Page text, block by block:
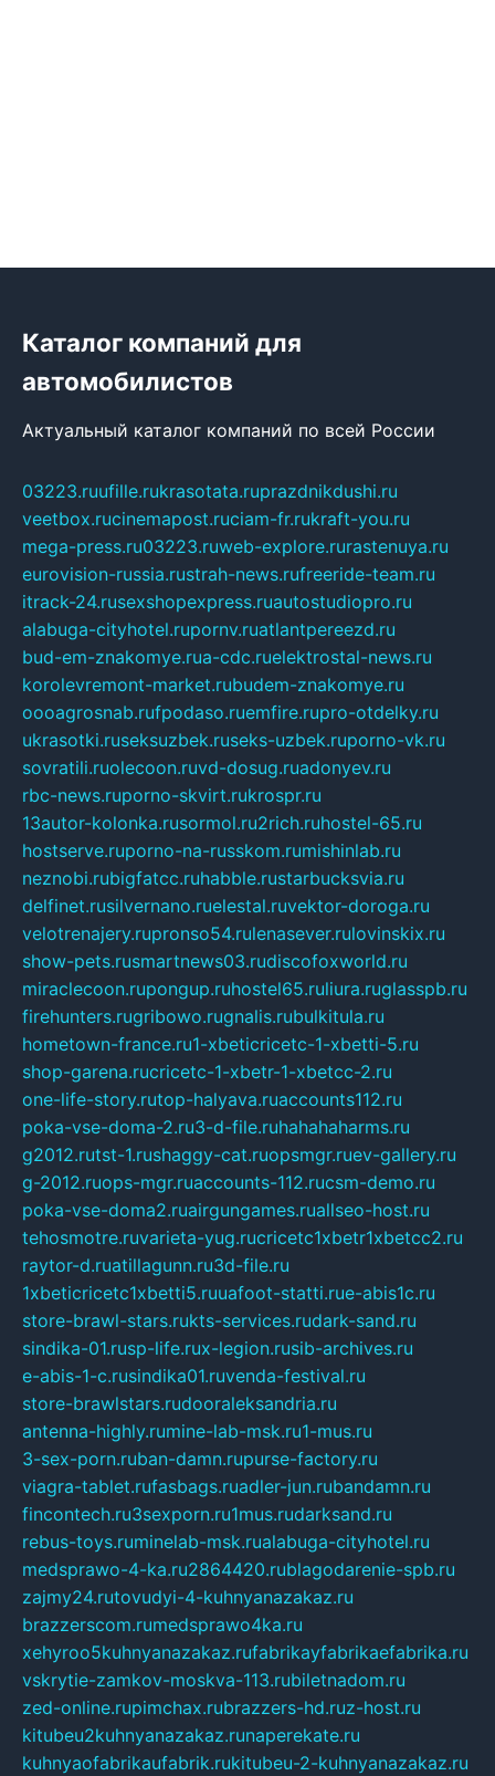
Каталог компаний для
автомобилистов
Актуальный каталог компаний по всей России
03223.ruufille.rukrasotata.ruprazdnikdushi.ru
veetbox.rucinemapost.ruciam-fr.rukraft-you.ru
mega-press.ru03223.ruweb-explore.rurastenuya.ru
eurovision-russia.rustrah-news.rufreeride-team.ru
itrack-24.rusexshopexpress.ruautostudiopro.ru
alabuga-cityhotel.rupornv.ruatlantpereezd.ru
bud-em-znakomye.rua-cdc.ruelektrostal-news.ru
korolevremont-market.rubudem-znakomye.ru
oooagrosnab.rufpodaso.ruemfire.rupro-otdelky.ru
ukrasotki.ruseksuzbek.ruseks-uzbek.ruporno-vk.ru
sovratili.ruolecoon.ruvd-dosug.ruadonyev.ru
rbc-news.ruporno-skvirt.rukrospr.ru
13autor-kolonka.rusormol.ru2rich.ruhostel-65.ru
hostserve.ruporno-na-russkom.rumishinlab.ru
neznobi.rubigfatcc.ruhabble.rustarbucksvia.ru
delfinet.rusilvernano.ruelestal.ruvektor-doroga.ru
velotrenajery.rupronso54.rulenasever.rulovinskix.ru
show-pets.rusmartnews03.rudiscofoxworld.ru
miraclecoon.rupongup.ruhostel65.ruliura.ruglasspb.ru
firehunters.rugribowo.rugnalis.rubulkitula.ru
hometown-france.ru1-xbeticricetc-1-xbetti-5.ru
shop-garena.rucricetc-1-xbetr-1-xbetcc-2.ru
one-life-story.rutop-halyava.ruaccounts112.ru
poka-vse-doma-2.ru3-d-file.ruhahahaharms.ru
g2012.rutst-1.rushaggy-cat.ruopsmgr.ruev-gallery.ru
g-2012.ruops-mgr.ruaccounts-112.rucsm-demo.ru
poka-vse-doma2.ruairgungames.ruallseo-host.ru
tehosmotre.ruvarieta-yug.rucricetc1xbetr1xbetcc2.ru
raytor-d.ruatillagunn.ru3d-file.ru
1xbeticricetc1xbetti5.ruuafoot-statti.rue-abis1c.ru
store-brawl-stars.rukts-services.rudark-sand.ru
sindika-01.rusp-life.rux-legion.rusib-archives.ru
e-abis-1-c.rusindika01.ruvenda-festival.ru
store-brawlstars.rudooraleksandria.ru
antenna-highly.rumine-lab-msk.ru1-mus.ru
3-sex-porn.ruban-damn.rupurse-factory.ru
viagra-tablet.rufasbags.ruadler-jun.rubandamn.ru
fincontech.ru3sexporn.ru1mus.rudarksand.ru
rebus-toys.ruminelab-msk.rualabuga-cityhotel.ru
medsprawo-4-ka.ru2864420.rublagodarenie-spb.ru
zajmy24.rutovudyi-4-kuhnyanazakaz.ru
brazzerscom.rumedsprawo4ka.ru
xehyroo5kuhnyanazakaz.rufabrikayfabrikaefabrika.ru
vskrytie-zamkov-moskva-113.rubiletnadom.ru
zed-online.rupimchax.rubrazzers-hd.ruz-host.ru
kitubeu2kuhnyanazakaz.runaperekate.ru
kuhnyaofabrikaufabrik.rukitubeu-2-kuhnyanazakaz.ru